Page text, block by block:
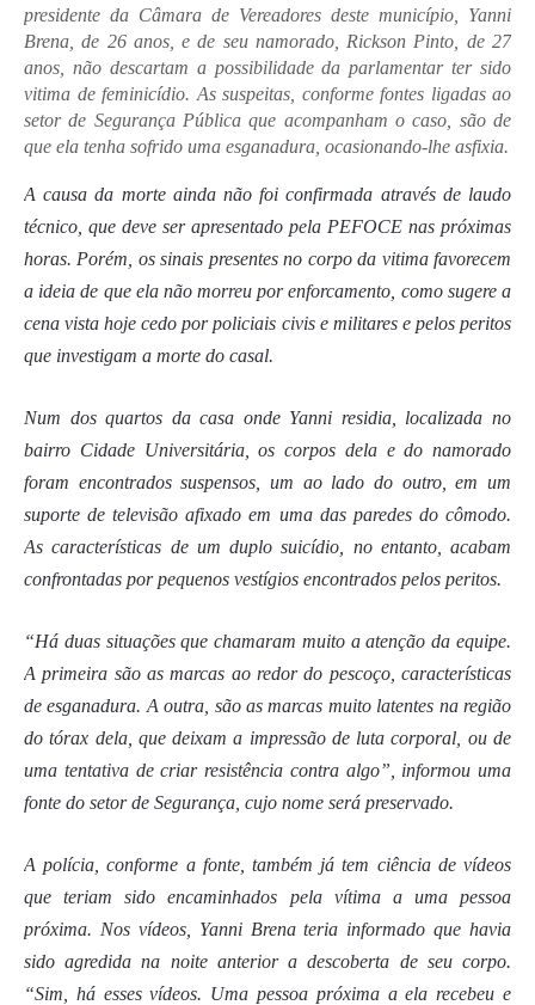
presidente da Câmara de Vereadores deste município, Yanni
Brena, de 26 anos, e de seu namorado, Rickson Pinto, de 27
anos, não descartam a possibilidade da parlamentar ter sido
vitima de feminicídio. As suspeitas, conforme fontes ligadas ao
setor de Segurança Pública que acompanham o caso, são de
que ela tenha sofrido uma esganadura, ocasionando-lhe asfixia.
A causa da morte ainda não foi confirmada através de laudo
técnico, que deve ser apresentado pela PEFOCE nas próximas
horas. Porém, os sinais presentes no corpo da vitima favorecem
a ideia de que ela não morreu por enforcamento, como sugere a
cena vista hoje cedo por policiais civis e militares e pelos peritos
que investigam a morte do casal.
Num dos quartos da casa onde Yanni residia, localizada no
bairro Cidade Universitária, os corpos dela e do namorado
foram encontrados suspensos, um ao lado do outro, em um
suporte de televisão afixado em uma das paredes do cômodo.
As características de um duplo suicídio, no entanto, acabam
confrontadas por pequenos vestígios encontrados pelos peritos.
“Há duas situações que chamaram muito a atenção da equipe.
A primeira são as marcas ao redor do pescoço, características
de esganadura. A outra, são as marcas muito latentes na região
do tórax dela, que deixam a impressão de luta corporal, ou de
uma tentativa de criar resistência contra algo”, informou uma
fonte do setor de Segurança, cujo nome será preservado.
A polícia, conforme a fonte, também já tem ciência de vídeos
que teriam sido encaminhados pela vítima a uma pessoa
próxima. Nos vídeos, Yanni Brena teria informado que havia
sido agredida na noite anterior a descoberta de seu corpo.
“Sim, há esses vídeos. Uma pessoa próxima a ela recebeu e